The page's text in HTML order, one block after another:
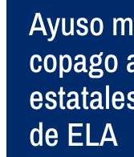
Ayuso
copago
de ELA